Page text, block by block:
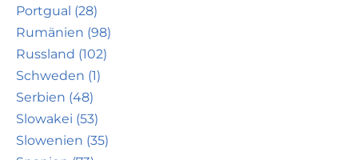
Portgual (28)
Rumänien (98)
Russland (102)
Schweden (1)
Serbien (48)
Slowakei (53)
Slowenien (35)